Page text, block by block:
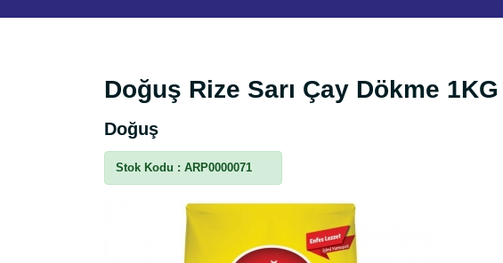
Doğuş Rize Sarı Çay Dökme 1KG
Doğuş
Stok Kodu : ARP0000071